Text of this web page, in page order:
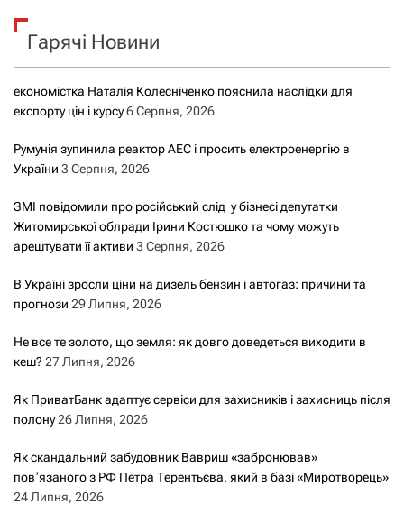
к
Гарячі Новини
економістка Наталія Колесніченко пояснила наслідки для
експорту цін і курсу6 Серпня, 2026
Румунія зупинила реактор АЕС і просить електроенергію в
України 3 Серпня, 2026
ЗМІ повідомили про російський слід у бізнесі депутатки
Житомирської облради Ірини Костюшко та чому можуть
арештувати її активи 3 Серпня, 2026
В Україні зросли ціни на дизель бензин і автогаз: причини та
прогнози 29 Липня, 2026
Не все те золото, що земля: як довго доведеться виходити в
кеш? 27 Липня, 2026
Як ПриватБанк адаптує сервіси для захисників і захисниць після
полону26 Липня, 2026
Як скандальний забудовник Вавриш «забронював»
повʼязаного з РФ Петра Терентьєва, який в базі «Миротворець»
24 Липня, 2026